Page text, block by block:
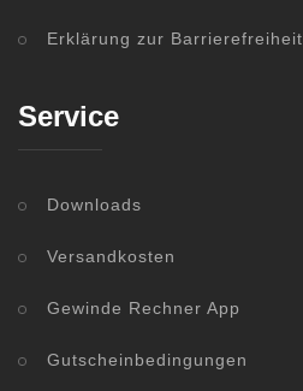
Erklärung zur Barrierefreiheit
Service
Downloads
Versandkosten
Gewinde Rechner App
Gutscheinbedingungen